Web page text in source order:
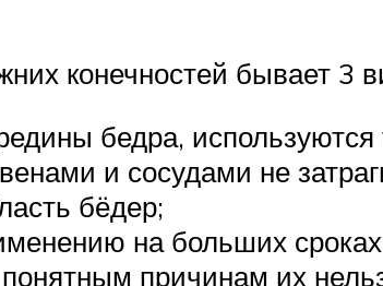
конечностей бывает 3
бедра, используются
и сосудами не
бёдер;
на больших
причинам их